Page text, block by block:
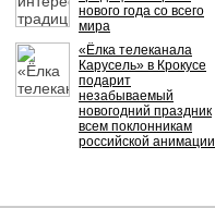
нового года со всего
мира
«Ёлка телеканала
Карусель» в Крокусе
подарит
незабываемый
новогодний праздник
всем поклонникам
российской анимации